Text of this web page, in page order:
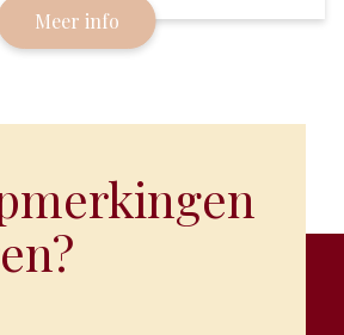
zomer eens met de Visiotrain.
Meer info